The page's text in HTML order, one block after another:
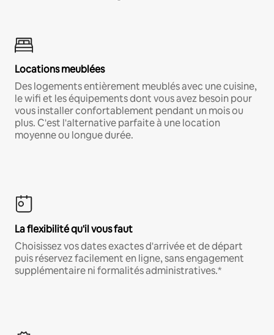
Locations meublées
Des logements entièrement meublés avec une cuisine,
le wifi et les équipements dont vous avez besoin pour
vous installer confortablement pendant un mois ou
plus. C'est l'alternative parfaite à une location
moyenne ou longue durée.
La flexibilité qu'il vous faut
Choisissez vos dates exactes d'arrivée et de départ
puis réservez facilement en ligne, sans engagement
supplémentaire ni formalités administratives.*